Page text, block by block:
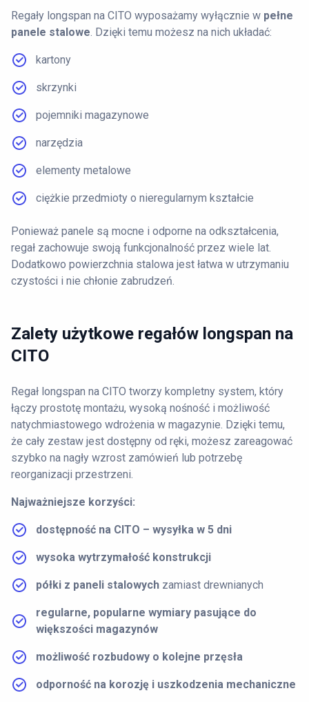
Regały longspan na CITO wyposażamy wyłącznie w pełne
panele stalowe. Dzięki temu możesz na nich układać:
kartony
skrzynki
pojemniki magazynowe
narzędzia
elementy metalowe
ciężkie przedmioty o nieregularnym kształcie
Ponieważ panele są mocne i odporne na odkształcenia,
regał zachowuje swoją funkcjonalność przez wiele lat.
Dodatkowo powierzchnia stalowa jest łatwa w utrzymaniu
czystości i nie chłonie zabrudzeń.
Zalety użytkowe regałów longspan na
CITO
Regał longspan na CITO tworzy kompletny system, który
łączy prostotę montażu, wysoką nośność i możliwość
natychmiastowego wdrożenia w magazynie. Dzięki temu,
że cały zestaw jest dostępny od ręki, możesz zareagować
szybko na nagły wzrost zamówień lub potrzebę
reorganizacji przestrzeni.
Najważniejsze korzyści:
dostępność na CITO – wysyłka w 5 dni
wysoka wytrzymałość konstrukcji
półki z paneli stalowych zamiast drewnianych
regularne, popularne wymiary pasujące do
większości magazynów
możliwość rozbudowy o kolejne przęsła
odporność na korozję i uszkodzenia mechaniczne